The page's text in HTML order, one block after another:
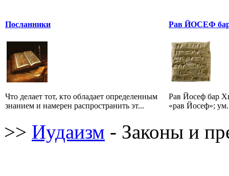
Посланники
Что делает тот, кто обладает определенным
знанием и намерен распространить эт...
Рав ЙОСЕФ
Рав Йосеф бар
«рав Йосеф»;
>> Иудаизм - Законы и